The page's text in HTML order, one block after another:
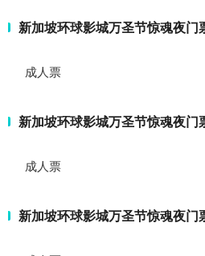
新加坡环球影城万圣节惊魂夜门
成人票
新加坡环球影城万圣节惊魂夜
成人票
新加坡环球影城万圣节惊魂夜